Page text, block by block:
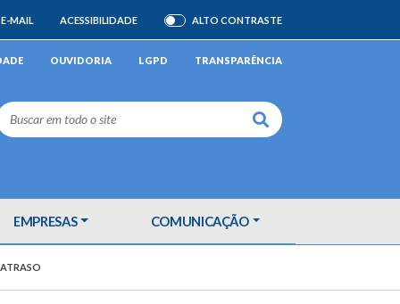
E-MAIL ACESSIBILIDADE ATIVAR/DESATIVAR
ALTO CONTRASTE
OUVIDORIA LGPD TRANSPARÊNCIA
Buscar
EMPRESAS COMUNICAÇÃO